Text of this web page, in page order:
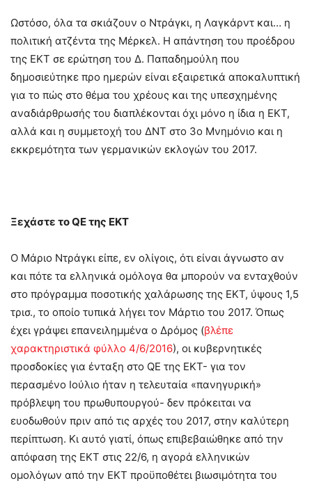
Ωστόσο, όλα τα σκιάζουν ο Ντράγκι, η Λαγκάρντ και… η
πολιτική ατζέντα της Μέρκελ. Η απάντηση του προέδρου
της ΕΚΤ σε ερώτηση του Δ. Παπαδημούλη που
δημοσιεύτηκε προ ημερών είναι εξαιρετικά αποκαλυπτική
για το πώς στο θέμα του χρέους και της υπεσχημένης
αναδιάρθρωσής του διαπλέκονται όχι μόνο η ίδια η ΕΚΤ,
αλλά και η συμμετοχή του ΔΝΤ στο 3ο Μνημόνιο και η
εκκρεμότητα των γερμανικών εκλογών του 2017.
Ξεχάστε τοQEτης ΕΚΤ
Ο Μάριο Ντράγκι είπε, εν ολίγοις, ότι είναι άγνωστο αν
και πότε τα ελληνικά ομόλογα θα μπορούν να ενταχθούν
στο πρόγραμμα ποσοτικής χαλάρωσης της ΕΚΤ, ύψους 1,5
τρισ., το οποίο τυπικά λήγει τον Μάρτιο του 2017. Όπως
έχει γράψει επανειλημμένα ο Δρόμος (βλέπε
χαρακτηριστικά φύλλο 4/6/2016), οι κυβερνητικές
προσδοκίες για ένταξη στο QE της ΕΚΤ- για τον
περασμένο Ιούλιο ήταν η τελευταία «πανηγυρική»
πρόβλεψη του πρωθυπουργού- δεν πρόκειται να
ευοδωθούν πριν από τις αρχές του 2017, στην καλύτερη
περίπτωση. Κι αυτό γιατί, όπως επιβεβαιώθηκε από την
απόφαση της ΕΚΤ στις 22/6, η αγορά ελληνικών
ομολόγων από την ΕΚΤ προϋποθέτει βιωσιμότητα του